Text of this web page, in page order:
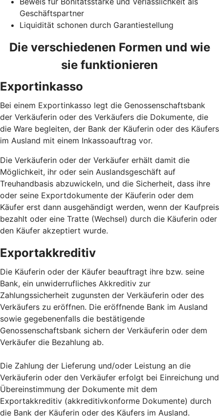
Geschäftspartner
Liquidität schonen durch Garantiestellung
Die verschiedenen Formen und wie
sie funktionieren
Exportinkasso
Bei einem Exportinkasso legt die Genossenschaftsbank
der Verkäuferin oder des Verkäufers die Dokumente, die
die Ware begleiten, der Bank der Käuferin oder des Käufers
im Ausland mit einem Inkassoauftrag vor.
Die Verkäuferin oder der Verkäufer erhält damit die
Möglichkeit, ihr oder sein Auslandsgeschäft auf
Treuhandbasis abzuwickeln, und die Sicherheit, dass ihre
oder seine Exportdokumente der Käuferin oder dem
Käufer erst dann ausgehändigt werden, wenn der Kaufpreis
bezahlt oder eine Tratte (Wechsel) durch die Käuferin oder
den Käufer akzeptiert wurde.
Exportakkreditiv
Die Käuferin oder der Käufer beauftragt ihre bzw. seine
Bank, ein unwiderrufliches Akkreditiv zur
Zahlungssicherheit zugunsten der Verkäuferin oder des
Verkäufers zu eröffnen. Die eröffnende Bank im Ausland
sowie gegebenenfalls die bestätigende
Genossenschaftsbank sichern der Verkäuferin oder dem
Verkäufer die Bezahlung ab.
Die Zahlung der Lieferung und/oder Leistung an die
Verkäuferin oder den Verkäufer erfolgt bei Einreichung und
Übereinstimmung der Dokumente mit dem
Exportakkreditiv (akkreditivkonforme Dokumente) durch
die Bank der Käuferin oder des Käufers im Ausland.